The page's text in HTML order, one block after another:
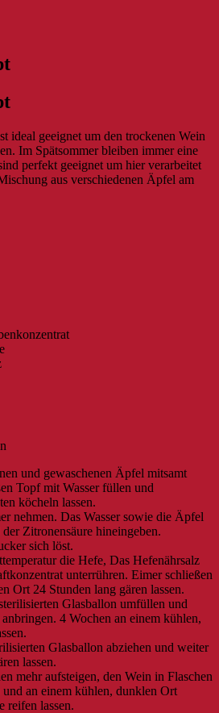
ideal geeignet um den trockenen Wein
Im Spätsommer bleiben immer eine
perfekt geeignet um hier verarbeitet
aus verschiedenen Äpfel am
und gewaschenen Äpfel mitsamt
Topf mit Wasser füllen und
köcheln lassen.
nehmen. Das Wasser sowie die Äpfel
Zitronensäure hineingeben.
sich löst.
die Hefe, Das Hefenährsalz
unterrühren. Eimer schließen
Ort 24 Stunden lang gären lassen.
Glasballon umfüllen und
4 Wochen an einem kühlen,
Glasballon abziehen und weiter
lassen.
mehr aufsteigen, den Wein in Flaschen
an einem kühlen, dunklen Ort
reifen lassen.